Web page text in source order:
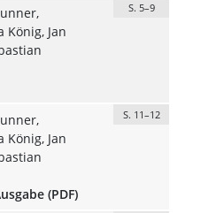
König, Jan
S. 5–9
König, Jan
S. 11–12
(PDF)